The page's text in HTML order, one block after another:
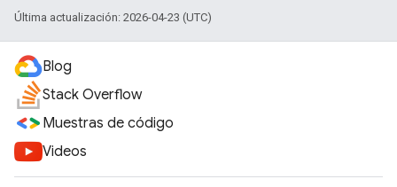
Última actualización: 2026-04-23 (UTC)
Blog
Stack Overflow
Muestras de código
Videos